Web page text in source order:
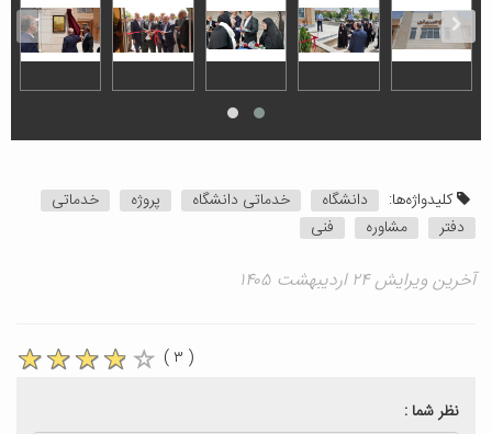
کلیدواژه‌ها: دانشگاه خدماتی دانشگاه پروژه
خدماتی
دفتر
مشاوره فنی
آخرین ویرایش ۲۴ اردیبهشت ۱۴۰۵
( ۳ )
نظر شما :